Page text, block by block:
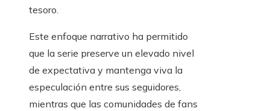
tesoro.
Este enfoque narrativo ha permitido
que la serie preserve un elevado nivel
de expectativa y mantenga viva la
especulación entre sus seguidores,
mientras que las comunidades de fans